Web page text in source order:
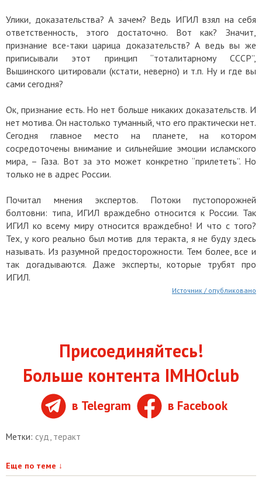
Улики, доказательства? А зачем? Ведь ИГИЛ взял на себя
ответственность, этого достаточно. Вот как? Значит,
признание все-таки царица доказательств? А ведь вы же
приписывали этот принцип “тоталитарному СССР”,
Вышинского цитировали (кстати, неверно) и т.п. Ну и где вы
сами сегодня?
Ок, признание есть. Но нет больше никаких доказательств. И
нет мотива. Он настолько туманный, что его практически нет.
Сегодня главное место на планете, на котором
сосредоточены внимание и сильнейшие эмоции исламского
мира, – Газа. Вот за это может конкретно “прилететь”. Но
только не в адрес России.
Почитал мнения экспертов. Потоки пустопорожней
болтовни: типа, ИГИЛ враждебно относится к России. Так
ИГИЛ ко всему миру относится враждебно! И что с того?
Тех, у кого реально был мотив для теракта, я не буду здесь
называть. Из разумной предосторожности. Тем более, все и
так догадываются. Даже эксперты, которые трубят про
ИГИЛ.
Источник / опубликовано
Присоединяйтесь!
Больше контента IMHOclub
в Telegram в Facebook
Метки: суд, теракт
Еще по теме ↓